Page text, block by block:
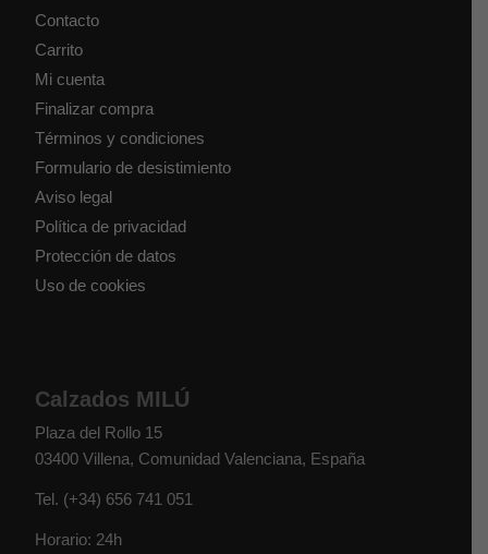
Contacto
Carrito
Mi cuenta
Finalizar compra
Términos y condiciones
Formulario de desistimiento
Aviso legal
Política de privacidad
Protección de datos
Uso de cookies
Calzados MILÚ
Plaza del Rollo 15
03400 Villena, Comunidad Valenciana, España
Tel. (+34) 656 741 051
Horario: 24h